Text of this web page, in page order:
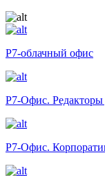
Р7-облачный офис
Р7-Офис. Редакторы
Р7-Офис.